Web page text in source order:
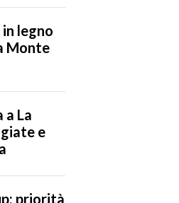
legno
Monte
a La
e
priorità